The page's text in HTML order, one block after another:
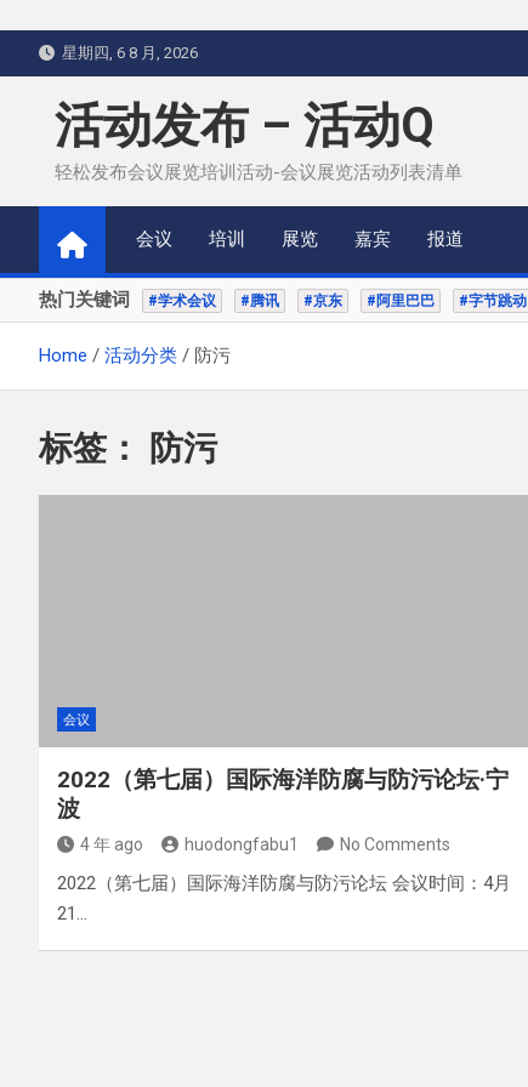
to
content
星期四, 6 8 月, 2026
活动发布 – 活动Q
轻松发布会议展览培训活动-会议展览活动列表清单
会议 培训 展览 嘉宾 报道
热门关键词 #学术会议 #腾讯 #京东 #阿里巴巴 #字节跳动
Home 活动分类 防污
标签： 防污
会议
2022（第七届）国际海洋防腐与防污论坛·宁
波
4 年 ago huodongfabu1 No Comments
2022（第七届）国际海洋防腐与防污论坛 会议时间：4月
21…